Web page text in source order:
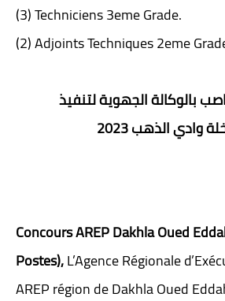
(3) Techniciens 3eme Grade.
(2) Adjoints Techniques 2eme
توظيف 6 مناصب بالوكالة الجهوية لتنفيذ
وادي الذهب 2023
Concours AREP Dakhla Oued
Postes),L’Agence Régionale
AREP région de Dakhla Oued